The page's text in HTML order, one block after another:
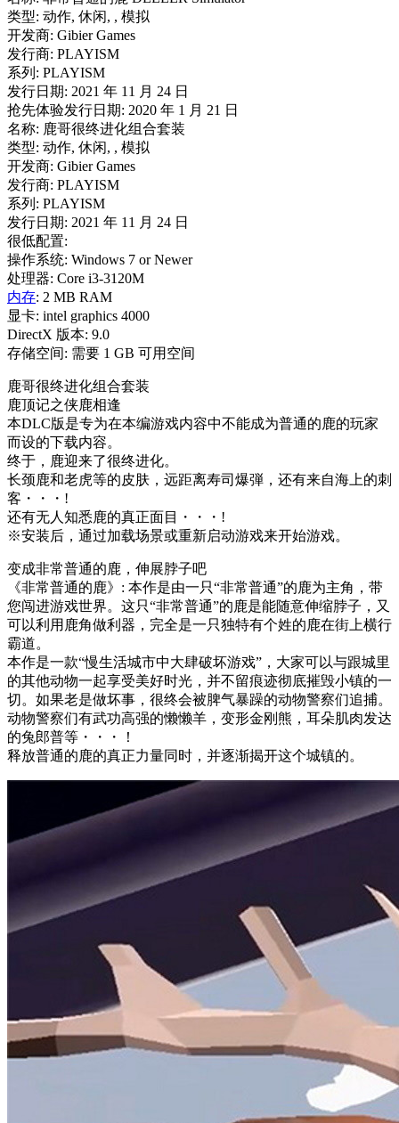
类型: 动作, 休闲, , 模拟
开发商: Gibier Games
发行商: PLAYISM
系列: PLAYISM
发行日期: 2021 年 11 月 24 日
抢先体验发行日期: 2020 年 1 月 21 日
名称: 鹿哥很终进化组合套装
类型: 动作, 休闲, , 模拟
开发商: Gibier Games
发行商: PLAYISM
系列: PLAYISM
发行日期: 2021 年 11 月 24 日
很低配置:
操作系统: Windows 7 or Newer
处理器: Core i3-3120M
内存: 2 MB RAM
显卡: intel graphics 4000
DirectX 版本: 9.0
存储空间: 需要 1 GB 可用空间
鹿哥很终进化组合套装
鹿顶记之侠鹿相逢
本DLC版是专为在本编游戏内容中不能成为普通的鹿的玩家
而设的下载内容。
终于，鹿迎来了很终进化。
长颈鹿和老虎等的皮肤，远距离寿司爆弾，还有来自海上的刺
客・・・!
还有无人知悉鹿的真正面目・・・!
※安装后，通过加载场景或重新启动游戏来开始游戏。
变成非常普通的鹿，伸展脖子吧
《非常普通的鹿》: 本作是由一只“非常普通”的鹿为主角，带
您闯进游戏世界。这只“非常普通”的鹿是能随意伸缩脖子，又
可以利用鹿角做利器，完全是一只独特有个姓的鹿在街上横行
霸道。
本作是一款“慢生活城市中大肆破坏游戏”，大家可以与跟城里
的其他动物一起享受美好时光，并不留痕迹彻底摧毁小镇的一
切。如果老是做坏事，很终会被脾气暴躁的动物警察们追捕。
动物警察们有武功高强的懒懒羊，变形金刚熊，耳朵肌肉发达
的兔郎普等・・・！
释放普通的鹿的真正力量同时，并逐渐揭开这个城镇的。